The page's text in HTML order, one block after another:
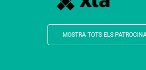
MOSTRA TOTS ELS